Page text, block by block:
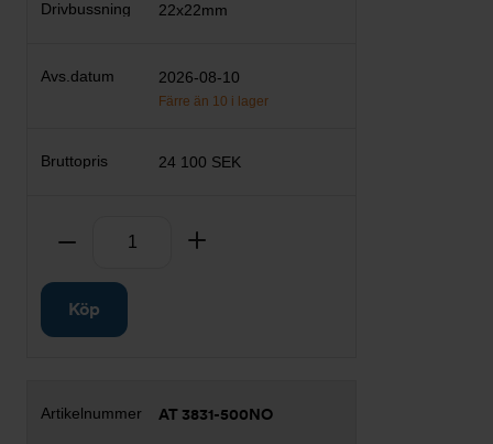
22x22mm
2026-08-10
Färre än 10 i lager
24 100 SEK
Ta bort
Köp
AT 3831-500NO